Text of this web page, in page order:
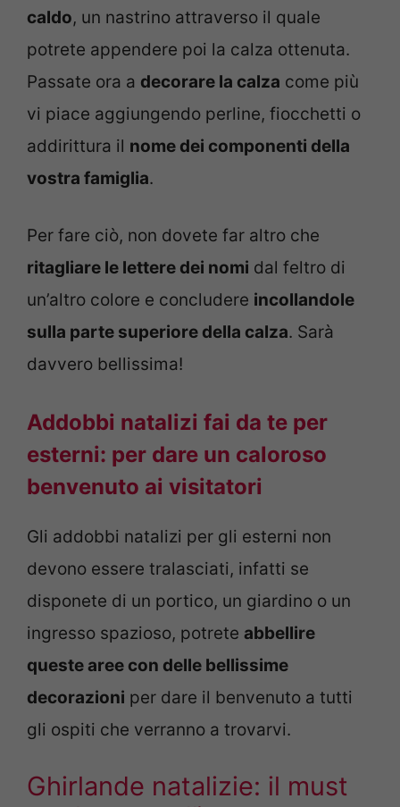
caldo, un nastrino attraverso il quale
potrete appendere poi la calza ottenuta.
Passate ora a decorare la calza come più
vi piace aggiungendo perline, fiocchetti o
addirittura il nome dei componenti della
vostra famiglia.
Per fare ciò, non dovete far altro che
ritagliare le lettere dei nomi dal feltro di
un’altro colore e concludere incollandole
sulla parte superiore della calza. Sarà
davvero bellissima!
Addobbi natalizi fai da te per
esterni: per dare un caloroso
benvenuto ai visitatori
Gli addobbi natalizi per gli esterni non
devono essere tralasciati, infatti se
disponete di un portico, un giardino o un
ingresso spazioso, potrete abbellire
queste aree con delle bellissime
decorazioni per dare il benvenuto a tutti
gli ospiti che verranno a trovarvi.
Ghirlande natalizie: il must